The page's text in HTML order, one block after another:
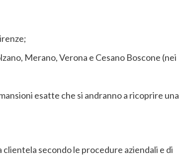
Merano, Verona e Cesano Boscone (nei
esatte che si andranno a ricoprire una
secondo le procedure aziendali e di